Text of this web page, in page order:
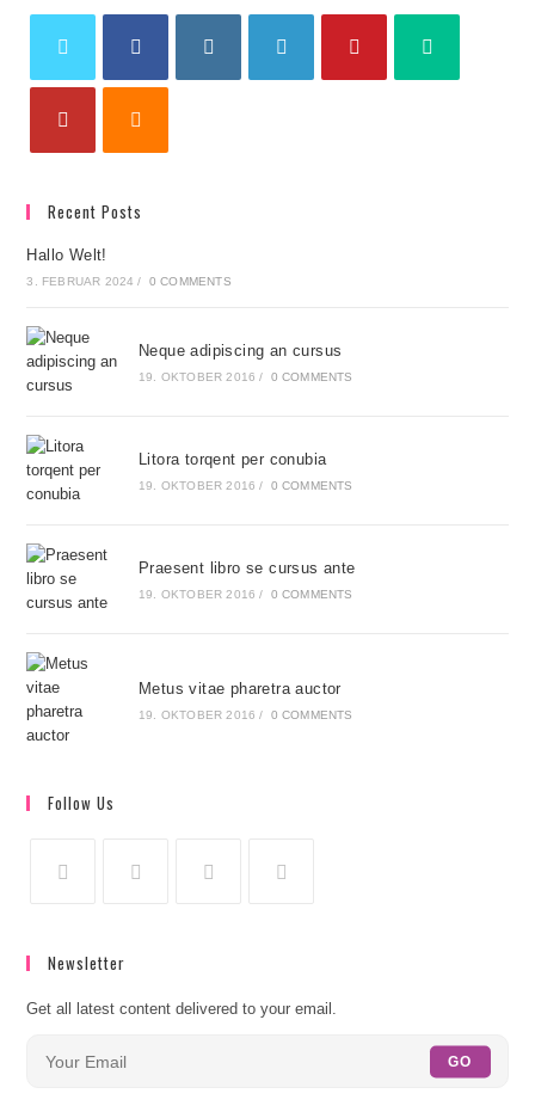
Recent Posts
Hallo Welt!
3. FEBRUAR 2024 / 0 COMMENTS
Neque adipiscing an cursus
19. OKTOBER 2016 / 0 COMMENTS
Litora torqent per conubia
19. OKTOBER 2016 / 0 COMMENTS
Praesent libro se cursus ante
19. OKTOBER 2016 / 0 COMMENTS
Metus vitae pharetra auctor
19. OKTOBER 2016 / 0 COMMENTS
Follow Us
Newsletter
Get all latest content delivered to your email.
GO